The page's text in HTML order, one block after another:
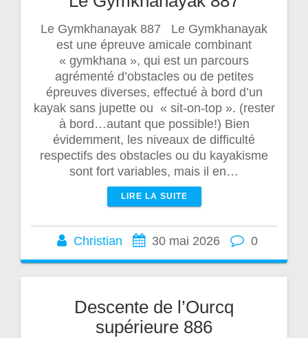
Le Gymkhanayak 887 Le Gymkhanayak
est une épreuve amicale combinant
« gymkhana », qui est un parcours
agrémenté d’obstacles ou de petites
épreuves diverses, effectué à bord d’un
kayak sans jupette ou « sit-on-top ». (rester
à bord…autant que possible!) Bien
évidemment, les niveaux de difficulté
respectifs des obstacles ou du kayakisme
sont fort variables, mais il en…
LIRE LA SUITE
Christian 30 mai 2026 0
Descente de l’Ourcq
supérieure 886